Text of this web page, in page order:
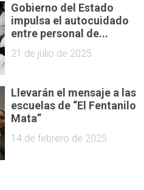
Gobierno del Estado
impulsa el autocuidado
entre personal de...
21 de julio de 2025
Llevarán el mensaje a las
escuelas de “El Fentanilo
Mata”
14 de febrero de 2025